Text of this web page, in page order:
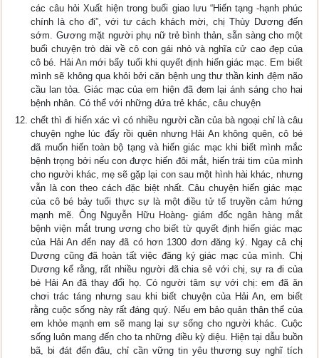
các câu hỏi Xuất hiện trong buổi giao lưu “Hiến tạng -hạnh phúc
chính là cho đi”, với tư cách khách mời, chị Thùy Dương đến
sớm. Gương mặt người phụ nữ trẻ bình thản, sẵn sàng cho một
buổi chuyện trò dài về cô con gái nhỏ và nghĩa cử cao đẹp của
cô bé. Hải An mới bẩy tuổi khi quyết định hiến giác mạc. Em biết
mình sẽ không qua khỏi bởi căn bệnh ung thư thần kinh đệm não
cầu lan tỏa. Giác mạc của em hiện đã đem lại ánh sáng cho hai
bệnh nhân. Có thể với những đứa trẻ khác, câu chuyện
chết thì đi hiến xác vì có nhiều người cần của bà ngoại chỉ là câu
chuyện nghe lúc đấy rồi quên nhưng Hải An không quên, cô bé
đã muốn hiến toàn bộ tạng và hiến giác mạc khi biết mình mắc
bệnh trọng bởi nếu con được hiến đôi mắt, hiến trái tim của mình
cho người khác, mẹ sẽ gặp lại con sau một hình hài khác, nhưng
vẫn là con theo cách đặc biệt nhất. Câu chuyện hiến giác mạc
của cô bé bảy tuổi thực sự là một điều tử tế truyền cảm hứng
mạnh mẽ. Ông Nguyễn Hữu Hoàng- giám đốc ngân hàng mắt
bệnh viện mắt trung ương cho biết từ quyết định hiến giác mạc
của Hải An đến nay đã có hơn 1300 đơn đăng ký. Ngay cả chị
Dương cũng đã hoàn tất việc đăng ký giác mạc của mình. Chị
Dương kể rằng, rất nhiều người đã chia sẻ với chị, sự ra đi của
bé Hải An đã thay đổi họ. Có người tâm sự với chị: em đã ăn
chơi trác táng nhưng sau khi biết chuyện của Hải An, em biết
rằng cuộc sống này rất đáng quý. Nếu em bảo quản thân thể của
em khỏe mạnh em sẽ mang lại sự sống cho người khác. Cuộc
sống luôn mang đến cho ta những điều kỳ diệu. Hiện tại dẫu buồn
bã, bi đát đến đâu, chỉ cần vững tin yêu thương suy nghĩ tích